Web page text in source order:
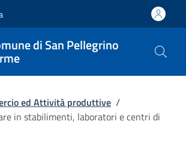
di San Pellegrino
pane
ed Attività produttive /
in stabilimenti, laboratori e centri di